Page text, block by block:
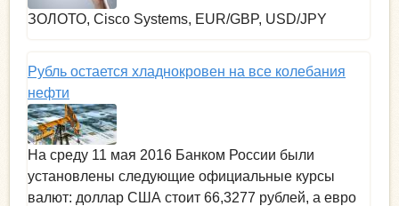
ЗОЛОТО, Cisco Systems, EUR/GBP, USD/JPY
Рубль остается хладнокровен на все колебания
нефти
На среду 11 мая 2016 Банком России были
установлены следующие официальные курсы
валют: доллар США стоит 66,3277 рублей, а евро